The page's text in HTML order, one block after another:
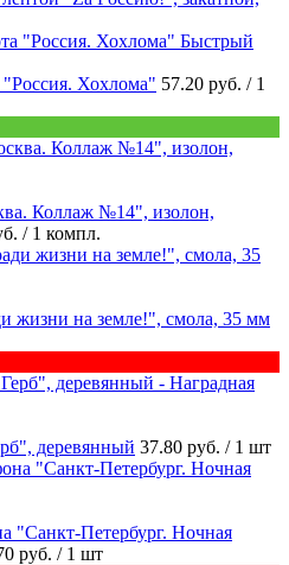
Быстрый
Хохлома" 57.20 руб. / 1
Коллаж №14", изолон,
/ 1 компл.
жизни на земле!", смола, 35 мм
деревянный 37.80 руб. / 1 шт
"Санкт-Петербург. Ночная
руб. / 1 шт